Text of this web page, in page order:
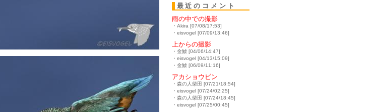
最近のコメント
雨の中での撮影
・Akira [07/08/17:53]
・eisvogel [07/09/13:46]
上からの撮影
・金鯱 [04/06/14:47]
・eisvogel [04/13/15:09]
・金鯱 [06/09/11:16]
アカショウビン
・森の人柴田 [07/21/18:54]
・eisvogel [07/24/02:25]
・森の人柴田 [07/24/18:45]
・eisvogel [07/25/00:45]